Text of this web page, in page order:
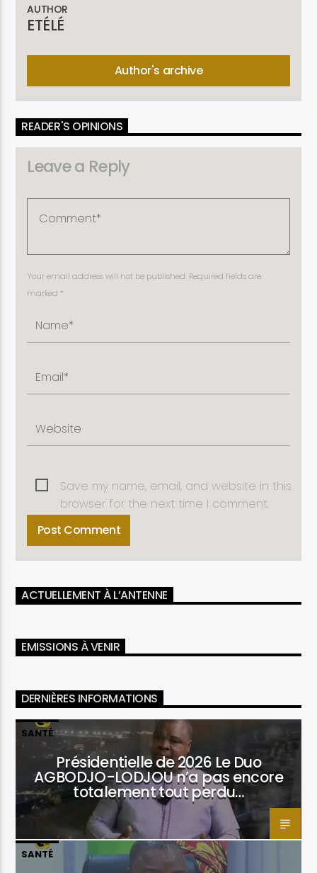
AUTHOR
ETÉLÉ
Author's archive
READER'S OPINIONS
Leave a Reply
Your email address will not be published. Required fields are
marked *
Save my name, email, and website in this
browser for the next time I comment.
ACTUELLEMENT À L’ANTENNE
EMISSIONS À VENIR
DERNIÈRES INFORMATIONS
SANTÉ
Présidentielle de 2026 Le Duo
AGBODJO-LODJOU n’a pas encore
totalement tout perdu…
SANTÉ